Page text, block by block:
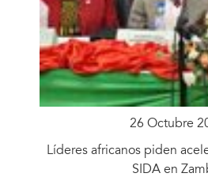
26 Octubre
Líderes africanos piden
SIDA en